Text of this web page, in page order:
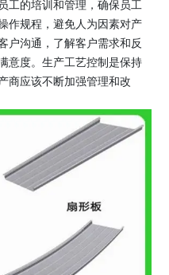
工的培训和管理，确保员工
作规程，避免人为因素对产
户沟通，了解客户需求和反
意度。生产工艺控制是保持
商应该不断加强管理和改